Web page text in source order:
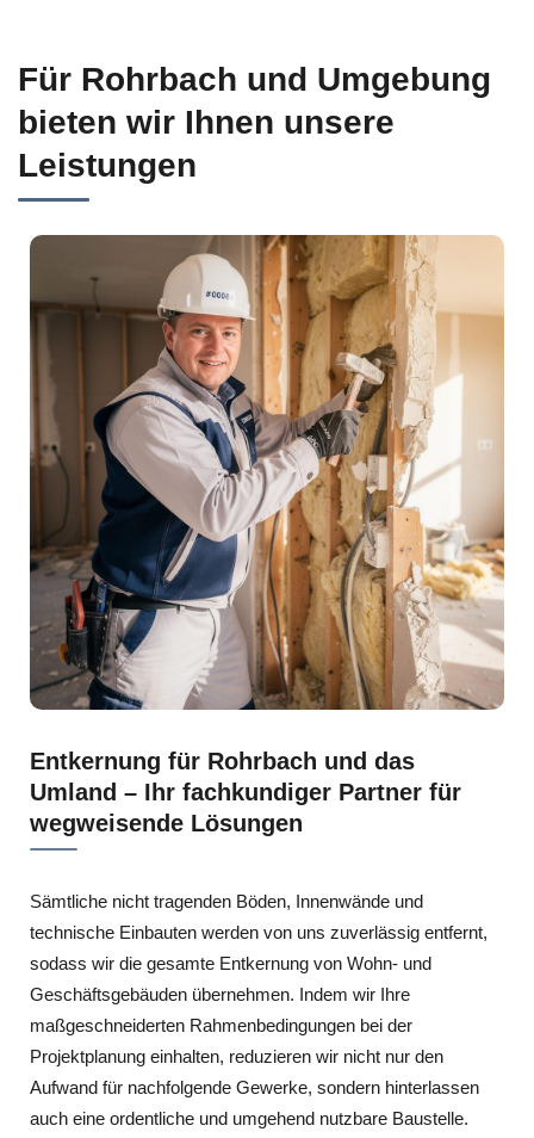
Für Rohrbach und Umgebung
bieten wir Ihnen unsere
Leistungen
Entkernung für Rohrbach und das
Umland – Ihr fachkundiger Partner für
wegweisende Lösungen
Sämtliche nicht tragenden Böden, Innenwände und
technische Einbauten werden von uns zuverlässig entfernt,
sodass wir die gesamte Entkernung von Wohn- und
Geschäftsgebäuden übernehmen. Indem wir Ihre
maßgeschneiderten Rahmenbedingungen bei der
Projektplanung einhalten, reduzieren wir nicht nur den
Aufwand für nachfolgende Gewerke, sondern hinterlassen
auch eine ordentliche und umgehend nutzbare Baustelle.